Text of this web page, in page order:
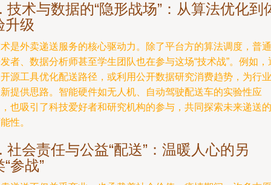
技术与数据的“隐形战场”：从算法优化到
升级
是外卖递送服务的核心驱动力。除了平台方的算法调度，普通
者、数据分析师甚至学生团队也在参与这场“技术战”。例如，
源工具优化配送路径，或利用公开数据研究消费趋势，为行业
提供思路。智能硬件如无人机、自动驾驶配送车的实验性应
也吸引了科技爱好者和研究机构的参与，共同探索未来递送的
性。
社会责任与公益“配送”：温暖人心的另
“参战”